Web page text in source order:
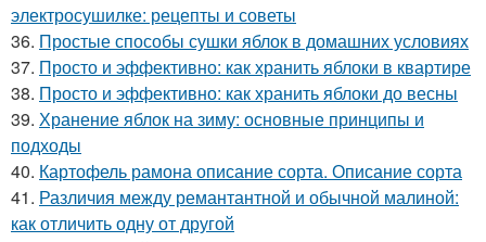
электросушилке: рецепты и советы
36. Простые способы сушки яблок в домашних условиях
37. Просто и эффективно: как хранить яблоки в квартире
38. Просто и эффективно: как хранить яблоки до весны
39. Хранение яблок на зиму: основные принципы и
подходы
40. Картофель рамона описание сорта. Описание сорта
41. Различия между ремантантной и обычной малиной:
как отличить одну от другой